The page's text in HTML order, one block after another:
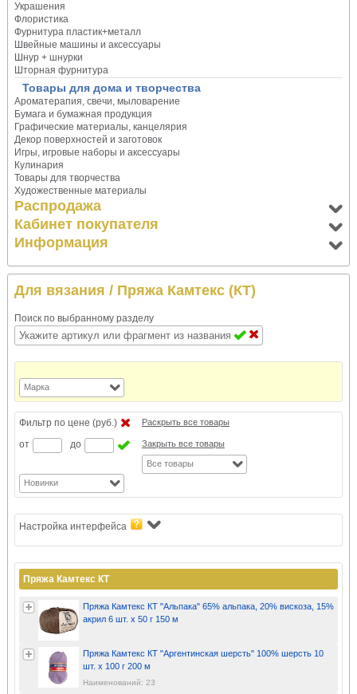
Украшения
Флористика
Фурнитура пластик+металл
Швейные машины и аксессуары
Шнур + шнурки
Шторная фурнитура
Товары для дома и творчества
Ароматерапия, свечи, мыловарение
Бумага и бумажная продукция
Графические материалы, канцелярия
Декор поверхностей и заготовок
Игры, игровые наборы и аксессуары
Кулинария
Товары для творчества
Художественные материалы
Распродажа
Кабинет покупателя
Информация
Для вязания / Пряжа Камтекс (КТ)
Поиск по выбранному разделу
Марка
Фильтр по цене (руб.)
от
до
Раскрыть все товары
Закрыть все товары
Все товары
Новинки
Настройка интерфейса
Пряжа Камтекс КТ
Пряжа Камтекс КТ "Альпака" 65% альпака, 20% вискоза, 15%
акрил 6 шт. х 50 г 150 м
Пряжа Камтекс КТ "Аргентинская шерсть" 100% шерсть 10
шт. х 100 г 200 м
Наименований: 23